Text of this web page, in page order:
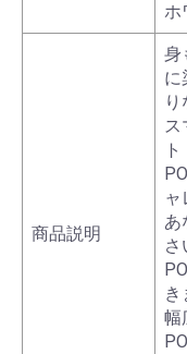
ホ
商品説明
身
に
ス
ト
ャ
あ
さ
き
幅